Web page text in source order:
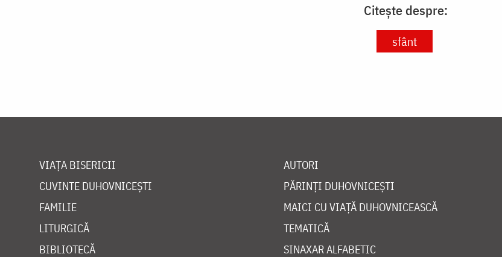
Citește despre:
sfânt
VIAȚA BISERICII
CUVINTE DUHOVNICEȘTI
FAMILIE
LITURGICĂ
BIBLIOTECĂ
AUTORI
PĂRINȚI DUHOVNICEȘTI
MAICI CU VIAȚĂ DUHOVNICEASCĂ
TEMATICĂ
SINAXAR ALFABETIC